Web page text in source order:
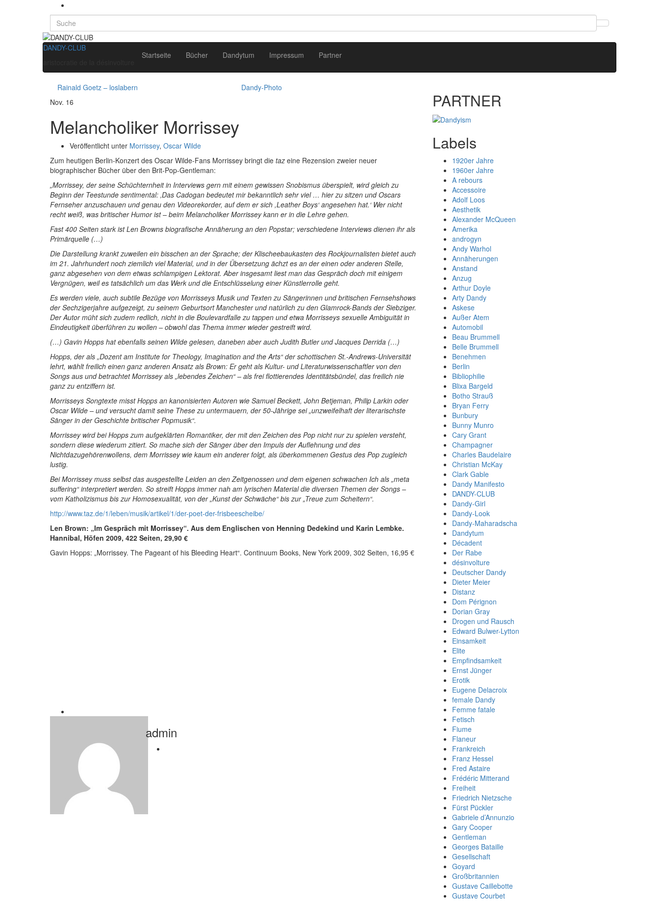
Search
for:
DANDY-CLUB
Startseite Bücher Dandytum Impressum Partner
Rainald Goetz – loslabern
Dandy-Photo
Nov. 16
Melancholiker Morrissey
Veröffentlicht unter Morrissey, Oscar Wilde
Zum heutigen Berlin-Konzert des Oscar Wilde-Fans Morrissey bringt die taz eine Rezension zweier neuer
biographischer Bücher über den Brit-Pop-Gentleman:
„Morrissey, der seine Schüchternheit in Interviews gern mit einem gewissen Snobismus überspielt, wird gleich zu
Beginn der Teestunde sentimental: ‚Das Cadogan bedeutet mir bekanntlich sehr viel … hier zu sitzen und Oscars
Fernseher anzuschauen und genau den Videorekorder, auf dem er sich ,Leather Boys‘ angesehen hat.‘ Wer nicht
recht weiß, was britischer Humor ist – beim Melancholiker Morrissey kann er in die Lehre gehen.
Fast 400 Seiten stark ist Len Browns biografische Annäherung an den Popstar; verschiedene Interviews dienen ihr als
Primärquelle (…)
Die Darstellung krankt zuweilen ein bisschen an der Sprache; der Klischeebaukasten des Rockjournalisten bietet auch
im 21. Jahrhundert noch ziemlich viel Material, und in der Übersetzung ächzt es an der einen oder anderen Stelle,
ganz abgesehen von dem etwas schlampigen Lektorat. Aber insgesamt liest man das Gespräch doch mit einigem
Vergnügen, weil es tatsächlich um das Werk und die Entschlüsselung einer Künstlerrolle geht.
Es werden viele, auch subtile Bezüge von Morrisseys Musik und Texten zu Sängerinnen und britischen Fernsehshows
der Sechzigerjahre aufgezeigt, zu seinem Geburtsort Manchester und natürlich zu den Glamrock-Bands der Siebziger.
Der Autor müht sich zudem redlich, nicht in die Boulevardfalle zu tappen und etwa Morrisseys sexuelle Ambiguität in
Eindeutigkeit überführen zu wollen – obwohl das Thema immer wieder gestreift wird.
(…) Gavin Hopps hat ebenfalls seinen Wilde gelesen, daneben aber auch Judith Butler und Jacques Derrida (…)
Hopps, der als „Dozent am Institute for Theology, Imagination and the Arts“ der schottischen St.-Andrews-Universität
lehrt, wählt freilich einen ganz anderen Ansatz als Brown: Er geht als Kultur- und Literaturwissenschaftler von den
Songs aus und betrachtet Morrissey als „lebendes Zeichen“ – als frei flottierendes Identitätsbündel, das freilich nie
ganz zu entziffern ist.
Morrisseys Songtexte misst Hopps an kanonisierten Autoren wie Samuel Beckett, John Betjeman, Philip Larkin oder
Oscar Wilde – und versucht damit seine These zu untermauern, der 50-Jährige sei „unzweifelhaft der literarischste
Sänger in der Geschichte britischer Popmusik“.
Morrissey wird bei Hopps zum aufgeklärten Romantiker, der mit den Zeichen des Pop nicht nur zu spielen versteht,
sondern diese wiederum zitiert. So mache sich der Sänger über den Impuls der Auflehnung und des
Nichtdazugehörenwollens, dem Morrissey wie kaum ein anderer folgt, als überkommenen Gestus des Pop zugleich
lustig.
Bei Morrissey muss selbst das ausgestellte Leiden an den Zeitgenossen und dem eigenen schwachen Ich als „meta
suffering“ interpretiert werden. So streift Hopps immer nah am lyrischen Material die diversen Themen der Songs –
vom Katholizismus bis zur Homosexualität, von der „Kunst der Schwäche“ bis zur „Treue zum Scheitern“.
http://www.taz.de/1/leben/musik/artikel/1/der-poet-der-frisbeescheibe/
Len Brown: „Im Gespräch mit Morrissey“. Aus dem Englischen von Henning Dedekind und Karin Lembke.
Hannibal, Höfen 2009, 422 Seiten, 29,90 €
Gavin Hopps: „Morrissey. The Pageant of his Bleeding Heart“. Continuum Books, New York 2009, 302 Seiten, 16,95 €
admin
PARTNER
Labels
1920er Jahre
1960er Jahre
A rebours
Accessoire
Adolf Loos
Aesthetik
Alexander McQueen
Amerika
androgyn
Andy Warhol
Annäherungen
Anstand
Anzug
Arthur Doyle
Arty Dandy
Askese
Außer Atem
Automobil
Beau Brummell
Belle Brummell
Benehmen
Berlin
Bibliophilie
Blixa Bargeld
Botho Strauß
Bryan Ferry
Bunbury
Bunny Munro
Cary Grant
Champagner
Charles Baudelaire
Christian McKay
Clark Gable
Dandy Manifesto
DANDY-CLUB
Dandy-Girl
Dandy-Look
Dandy-Maharadscha
Dandytum
Décadent
Der Rabe
désinvolture
Deutscher Dandy
Dieter Meier
Distanz
Dom Pérignon
Dorian Gray
Drogen und Rausch
Edward Bulwer-Lytton
Einsamkeit
Elite
Empfindsamkeit
Ernst Jünger
Erotik
Eugene Delacroix
female Dandy
Femme fatale
Fetisch
Fiume
Flaneur
Frankreich
Franz Hessel
Fred Astaire
Frédéric Mitterand
Freiheit
Friedrich Nietzsche
Fürst Pückler
Gabriele d’Annunzio
Gary Cooper
Gentleman
Georges Bataille
Gesellschaft
Goyard
Großbritannien
Gustave Caillebotte
Gustave Courbet